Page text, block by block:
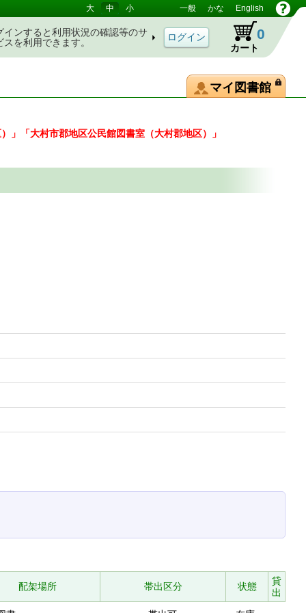
大 中 小 一般 かな English
インすると利用状況の確認等のサ
スを利用できます。
カート
0
マイ図書館
」「大村市郡地区公民館図書室（大村郡地区）」
配架場所 帯出区分 状態
貸
出